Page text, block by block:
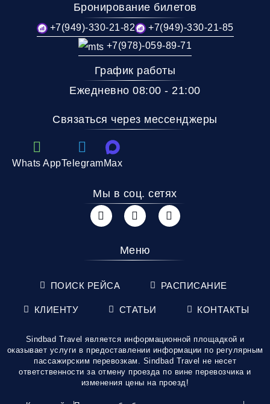
Бронирование билетов
+7(949)-330-21-82
+7(949)-330-21-85
+7(978)-059-89-71
График работы
Ежедневно 08:00 - 21:00
Связаться через мессенджеры
Whats AppTelegramMax
Мы в соц. сетях
Меню
ПОИСК РЕЙСА РАСПИСАНИЕ
КЛИЕНТУ СТАТЬИ КОНТАКТЫ
Sindbad Travel является информационной площадкой и
оказывает услуги в предоставлении информации по регулярным
пассажирским перевозкам. Sindbad Travel не несет
ответственности за отмену проезда по вине перевозчика и
изменения цены на проезд!